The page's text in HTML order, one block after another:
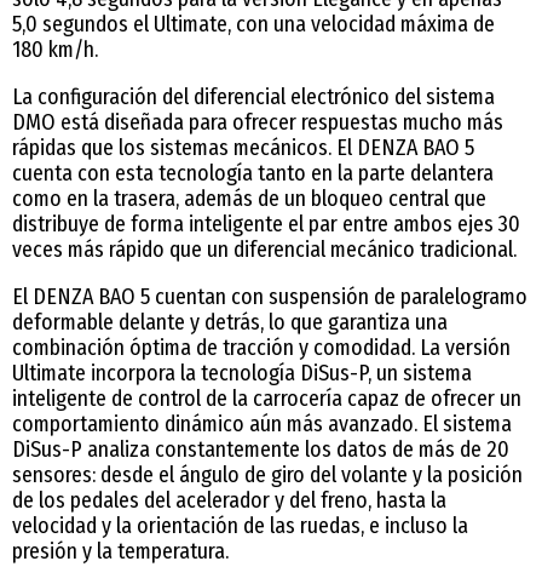
5,0 segundos el Ultimate, con una velocidad máxima de
180 km/h.
La configuración del diferencial electrónico del sistema
DMO está diseñada para ofrecer respuestas mucho más
rápidas que los sistemas mecánicos. El DENZA BAO 5
cuenta con esta tecnología tanto en la parte delantera
como en la trasera, además de un bloqueo central que
distribuye de forma inteligente el par entre ambos ejes 30
veces más rápido que un diferencial mecánico tradicional.
El DENZA BAO 5 cuentan con suspensión de paralelogramo
deformable delante y detrás, lo que garantiza una
combinación óptima de tracción y comodidad. La versión
Ultimate incorpora la tecnología DiSus-P, un sistema
inteligente de control de la carrocería capaz de ofrecer un
comportamiento dinámico aún más avanzado. El sistema
DiSus-P analiza constantemente los datos de más de 20
sensores: desde el ángulo de giro del volante y la posición
de los pedales del acelerador y del freno, hasta la
velocidad y la orientación de las ruedas, e incluso la
presión y la temperatura.